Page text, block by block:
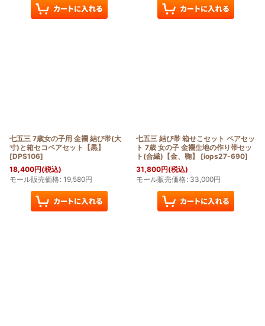
七五三 7歳女の子用 金襴 結び帯(大
寸)と箱セコペアセット【黒】
[DPS106]
18,400円(税込)
モール販売価格: 19,580円
七五三 結び帯 箱せこセット ペアセッ
ト 7歳 女の子 金襴生地の作り帯セッ
ト(合繊)【金、鞠】
[iops27-690]
31,800円(税込)
モール販売価格: 33,000円